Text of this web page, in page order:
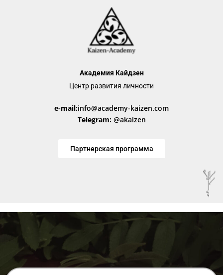
Академия Кайдзен
Центр развития личности
e-mail:info@academy-kaizen.com
Telegram:@akaizen
Партнерская программа